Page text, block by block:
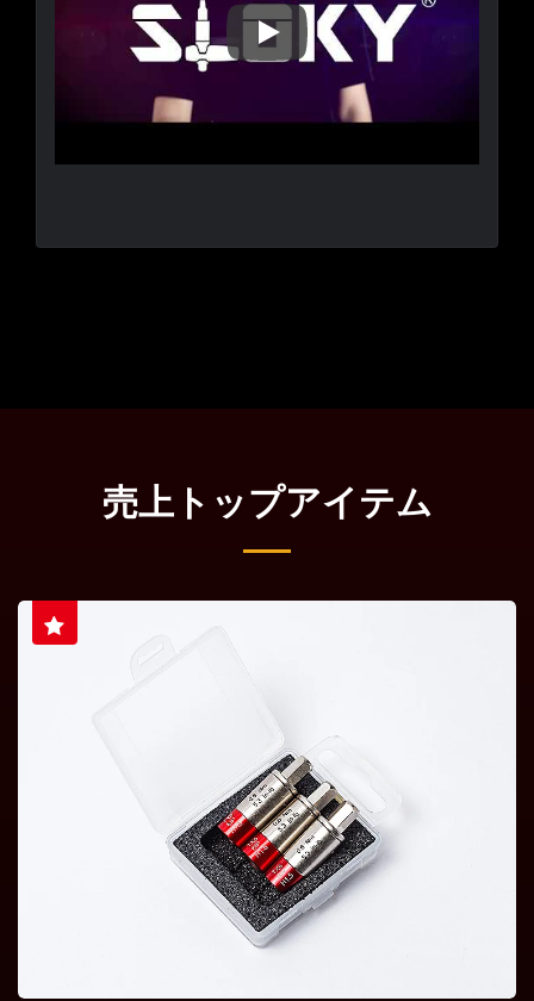
Sloky STEP、可能な限りスマ
売上トップアイテム